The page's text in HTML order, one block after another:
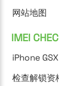
网站地图
IMEI
iPhone
检查解锁资